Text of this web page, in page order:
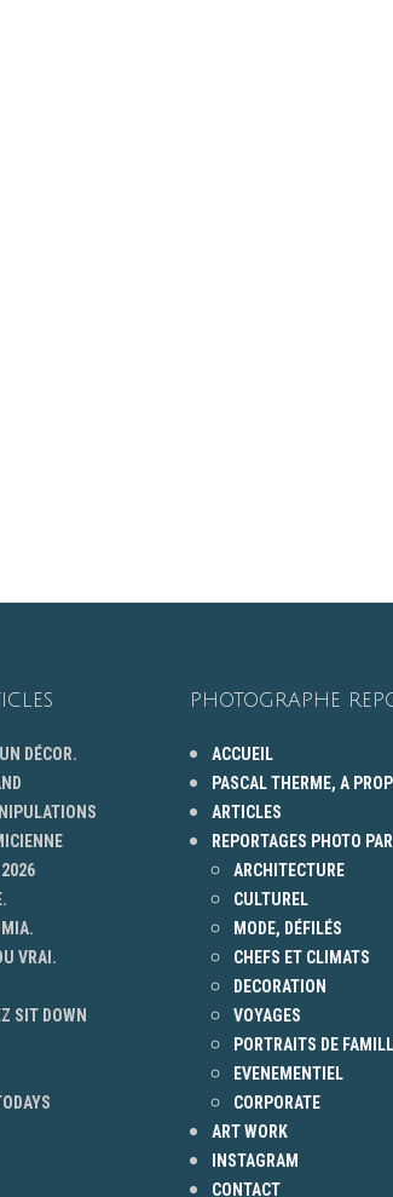
DÉCOR.
VRAI.
SIT DOWN
PHOTOGRAPHE
ACCUEIL
PASCAL THERME, A
ARTICLES
REPORTAGES PHOTO
ARCHITECTURE
CULTUREL
MODE, DÉFILÉS
CHEFS ET CLIMATS
DECORATION
VOYAGES
PORTRAITS DE
EVENEMENTIEL
CORPORATE
ART WORK
INSTAGRAM
CONTACT